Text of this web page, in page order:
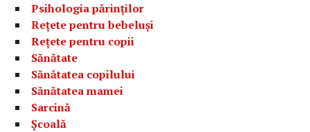
Psihologia părinților
Rețete pentru bebeluși
Rețete pentru copii
Sănătate
Sănătatea copilului
Sănătatea mamei
Sarcină
Școală